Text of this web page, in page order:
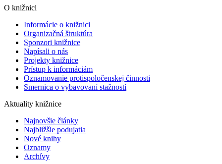
O knižnici
Informácie o knižnici
Organizačná štruktúra
Sponzori knižnice
Napísali o nás
Projekty knižnice
Prístup k informáciám
Oznamovanie protispoločenskej činnosti
Smernica o vybavovaní stažností
Aktuality knižnice
Najnovšie články
Najbližšie podujatia
Nové knihy
Oznamy
Archívy